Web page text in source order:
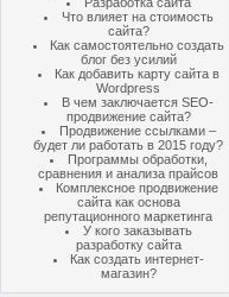
Что влияет на стоимость
сайта?
Как самостоятельно создать
блог без усилий
Как добавить карту сайта в
Wordpress
В чем заключается SEO-
продвижение сайта?
Продвижение ссылками –
будет ли работать в 2015 году?
Программы обработки,
сравнения и анализа прайсов
Комплексное продвижение
сайта как основа
репутационного маркетинга
У кого заказывать
разработку сайта
Как создать интернет-
магазин?